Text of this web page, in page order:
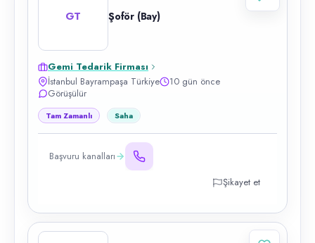
GT Şoför (Bay)
Gemi Tedarik Firması
İstanbul Bayrampaşa Türkiye
10 gün önce
Görüşülür
Tam Zamanlı Saha
Başvuru kanalları
Şikayet et